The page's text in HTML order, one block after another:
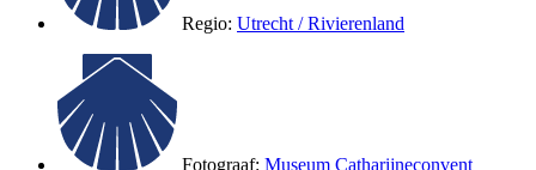
Regio: Utrecht / Rivierenland
Fotograaf: Museum Catharijneconvent